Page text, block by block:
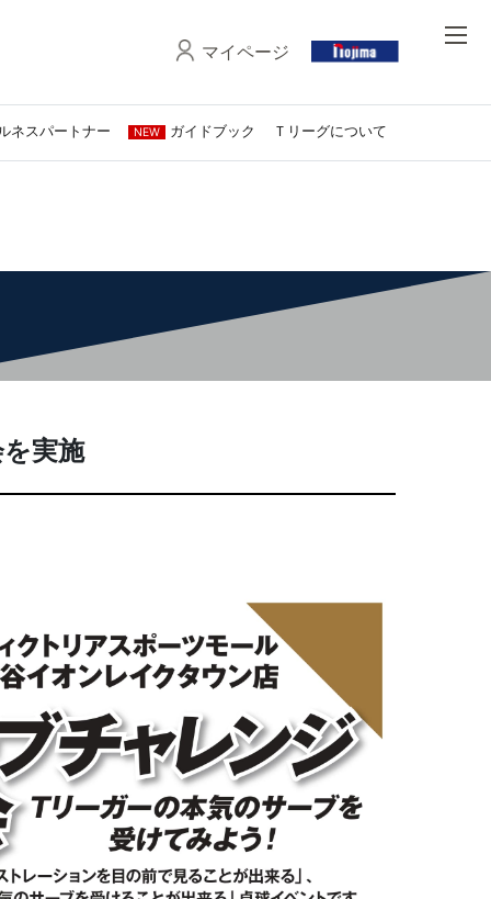
マイページ
ネスパートナー NEW ガイドブック Ｔリーグについて
実施